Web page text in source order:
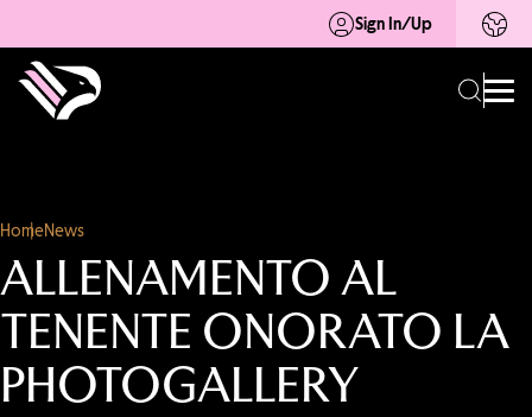
Sign In/Up
HomeNews
ALLENAMENTO AL
TENENTE ONORATO LA
PHOTOGALLERY